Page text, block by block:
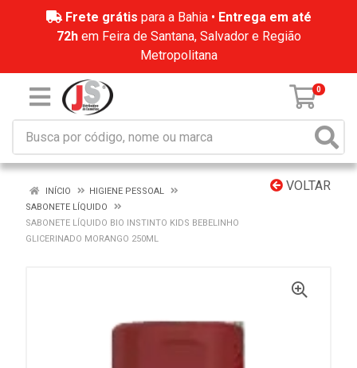
Frete grátis para a Bahia • Entrega em até
72hem Feira de Santana, Salvador e Região
Metropolitana
0
VOLTAR
INÍCIO
HIGIENE PESSOAL
SABONETE LÍQUIDO
SABONETE LÍQUIDO BIO INSTINTO KIDS BEBELINHO
GLICERINADO MORANGO 250ML